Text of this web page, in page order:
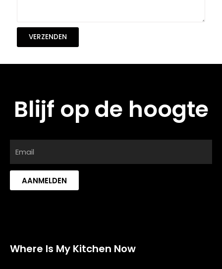
VERZENDEN
Blijf op de hoogte
AANMELDEN
Where Is My Kitchen Now